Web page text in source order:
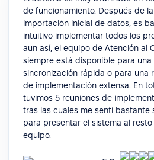
de funcionamiento. Después de la
importación inicial de datos, es
intuitivo implementar todos los
aun así, el equipo de Atención al
siempre está disponible para una
sincronización rápida o para una
de implementación extensa. En
tuvimos 5 reuniones de
tras las cuales me sentí bastante
para presentar el sistema al
equipo.